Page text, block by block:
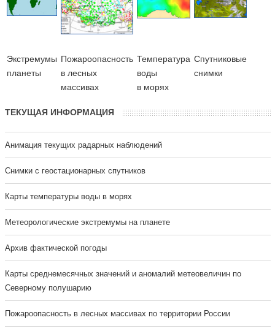
Экстремумы
планеты
Пожароопасность
в лесных
массивах
Температура
воды
в морях
Cпутниковые
снимки
ТЕКУЩАЯ ИНФОРМАЦИЯ
Анимация текущих радарных наблюдений
Cнимки с геостационарных спутников
Карты температуры воды в морях
Метеорологические экстремумы на планете
Архив фактической погоды
Карты среднемесячных значений и аномалий метеовеличин по
Северному полушарию
Пожароопасность в лесных массивах по территории России